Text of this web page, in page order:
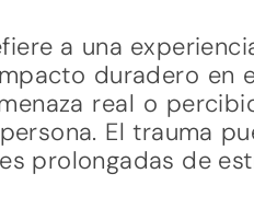
a una
duradero en
real o
El trauma
prolongadas de